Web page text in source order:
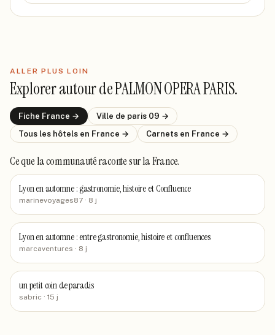
ALLER PLUS LOIN
Explorer autour dePALMON OPERA PARIS.
Fiche France → Ville de paris 09 →
Tous les hôtels en France → Carnets en France →
Ce que la communauté racontesur la France.
Lyon en automne : gastronomie, histoire et Confluence
marinevoyages87 · 8 j
Lyon en automne : entre gastronomie, histoire et confluences
marcaventures · 8 j
un petit coin de paradis
sabric · 15 j